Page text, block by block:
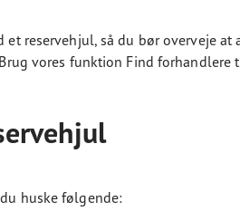
et reservehjul, så du bør overveje
vores funktion Find
huske følgende: